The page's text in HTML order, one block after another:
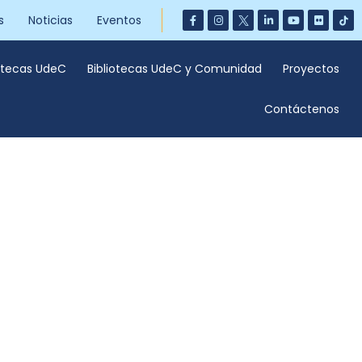
Noticias Eventos
UdeC Bibliotecas UdeC y Comunidad Proyectos
Contáctenos